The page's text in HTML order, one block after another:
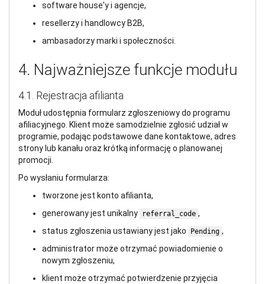
software house'y i agencje,
resellerzy i handlowcy B2B,
ambasadorzy marki i społeczności.
4. Najważniejsze funkcje modułu
4.1. Rejestracja afilianta
Moduł udostępnia formularz zgłoszeniowy do programu
afiliacyjnego. Klient może samodzielnie zgłosić udział w
programie, podając podstawowe dane kontaktowe, adres
strony lub kanału oraz krótką informację o planowanej
promocji.
Po wysłaniu formularza:
tworzone jest konto afilianta,
generowany jest unikalny
referral_code ,
status zgłoszenia ustawiany jest jako
Pending ,
administrator może otrzymać powiadomienie o
nowym zgłoszeniu,
klient może otrzymać potwierdzenie przyjęcia